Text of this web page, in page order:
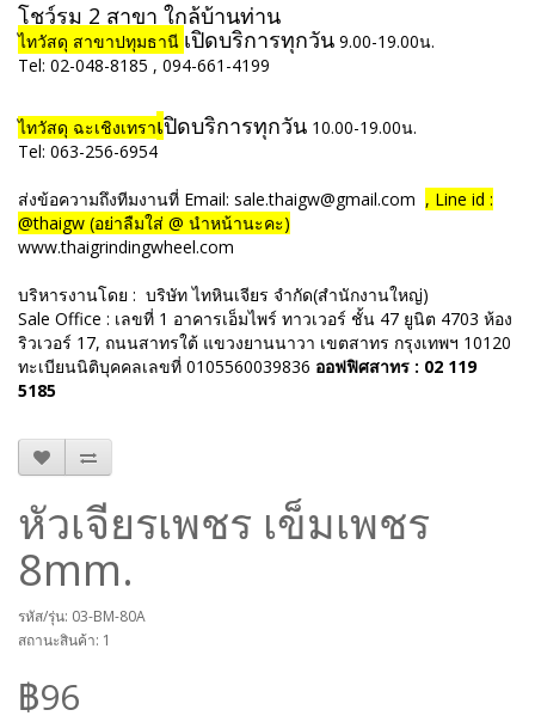
โชว์รูม 2 สาขา ใกล้บ้านท่าน
ไทวัสดุ สาขาปทุมธานี เปิดบริการทุกวัน 9.00-19.00น.
Tel: 02-048-8185 , 094-661-4199
ไทวัสดุ ฉะเชิงเทราเปิดบริการทุกวัน 10.00-19.00น.
Tel: 063-256-6954
ส่งข้อความถึงทีมงานที่ Email: sale.thaigw@gmail.com , Line id :
@thaigw (อย่าลืมใส่ @ นำหน้านะคะ)
www.thaigrindingwheel.com
บริหารงานโดย : บริษัท ไทหินเจียร จำกัด(สำนักงานใหญ่)
Sale Office : เลขที่ 1 อาคารเอ็มไพร์ ทาวเวอร์ ชั้น 47 ยูนิต 4703 ห้อง
ริวเวอร์ 17, ถนนสาทรใต้ แขวงยานนาวา เขตสาทร กรุงเทพฯ 10120
ทะเบียนนิติบุคคลเลขที่ 0105560039836 ออฟฟิศสาทร : 02 119
5185
หัวเจียรเพชร เข็มเพชร
8mm.
รหัส/รุ่น: 03-BM-80A
สถานะสินค้า: 1
฿96